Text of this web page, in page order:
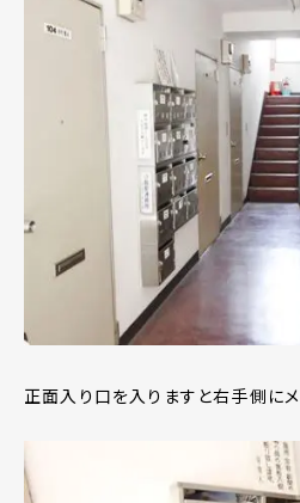
正面入り口を入りますと右手側にメ